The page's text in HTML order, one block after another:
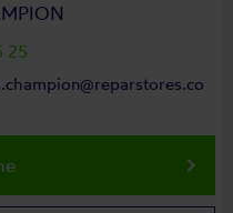
25
keyboard_arrow_right